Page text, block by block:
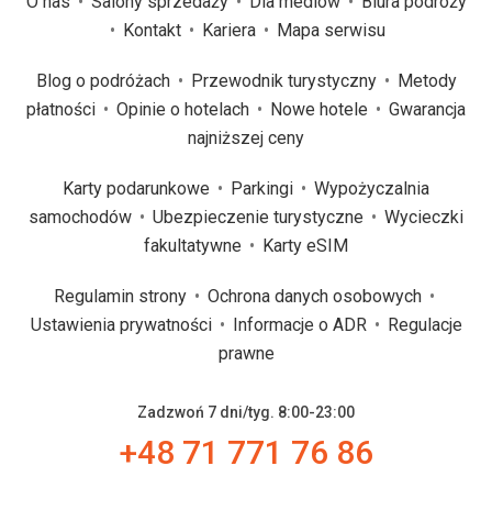
Kontakt
Kariera Mapa serwisu
Blog o podróżach Przewodnik turystyczny
Metody
płatności
Opinie o hotelach Nowe hotele
Gwarancja
najniższej ceny
Karty podarunkowe Parkingi
Wypożyczalnia
samochodów
Ubezpieczenie turystyczne
Wycieczki
fakultatywne
Karty eSIM
Regulamin strony
Ochrona danych osobowych
Ustawienia prywatności
Informacje o ADR
Regulacje
prawne
Zadzwoń 7 dni/tyg. 8:00-23:00
+48 71 771 76 86